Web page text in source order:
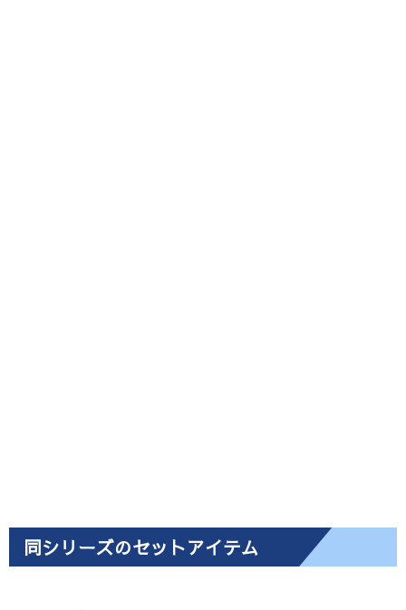
同シリーズのセットアイテム